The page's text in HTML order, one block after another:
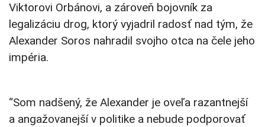
Viktorovi Orbánovi, a zároveň bojovník za
legalizáciu drog, ktorý vyjadril radosť nad tým, že
Alexander Soros nahradil svojho otca na čele jeho
impéria.
“Som nadšený, že Alexander je oveľa razantnejší
a angažovanejší v politike a nebude podporovať